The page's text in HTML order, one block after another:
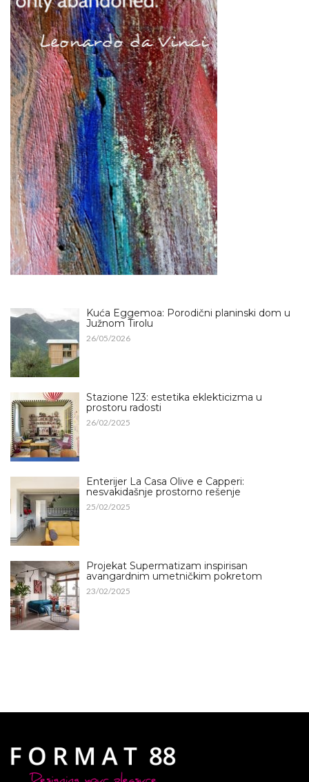
Kuća Eggemoa: Porodični planinski dom u
Južnom Tirolu
26/05/2026
Stazione 123: estetika eklekticizma u
prostoru radosti
26/02/2025
Enterijer La Casa Olive e Capperi:
nesvakidašnje prostorno rešenje
25/02/2025
Projekat Supermatizam inspirisan
avangardnim umetničkim pokretom
23/02/2025